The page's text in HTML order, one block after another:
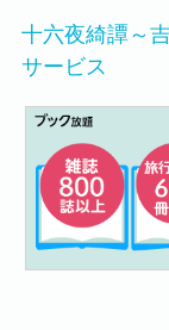
十六夜綺譚～
サービス